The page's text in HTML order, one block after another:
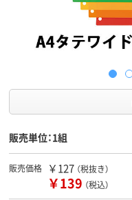
販売単位：1組
販売価格 ￥127 （税抜き）
￥139 （税込）